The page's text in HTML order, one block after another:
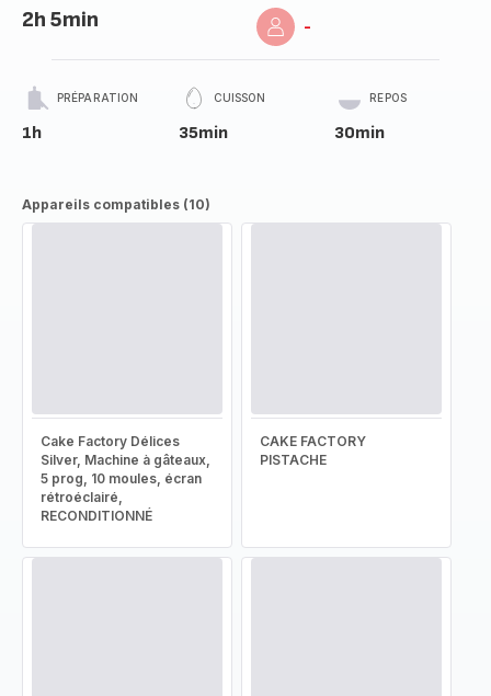
2h 5min -
PRÉPARATION
1h
CUISSON
35min
REPOS
30min
Appareils compatibles (10)
Cake Factory Délices
Silver, Machine à gâteaux,
5 prog, 10 moules, écran
rétroéclairé,
RECONDITIONNÉ
CAKE FACTORY
PISTACHE